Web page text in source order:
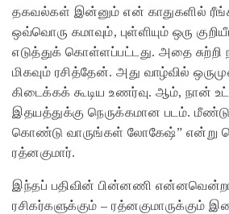
தகவல்கள் இன்னும் என் காதுகளில்
ஒவ்வொரு கமாவும், புள்ளியும் ஒரு
எடுத்துக் கொள்ளப்பட்டது. அதை
மிகவும் ரசித்தேன். அது வாழ்வில்
கிடைக்கக் கூடிய உணர்வு. ஆம், நான்
இதயத்துக்கு நெருக்கமான படம்.
கொண்டு வாருங்கள் லோகேஷ்” என்று
ரத்னகுமார்.
இந்தப் பதிவின் பின்னணி
ரசிகர்களுக்கும் – ரத்னகுமாருக்கும்